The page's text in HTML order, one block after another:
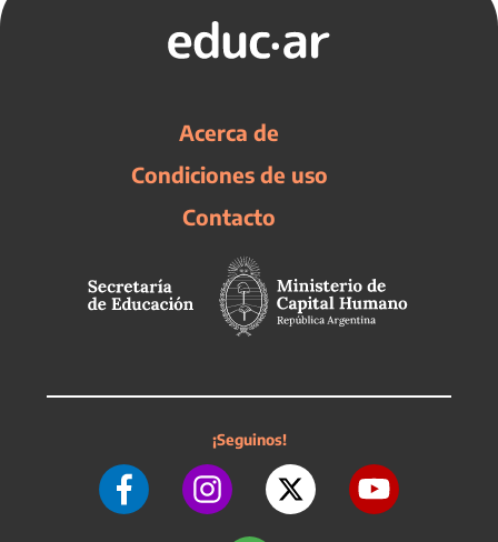
Acerca de
Condiciones de uso
Contacto
¡Seguinos!